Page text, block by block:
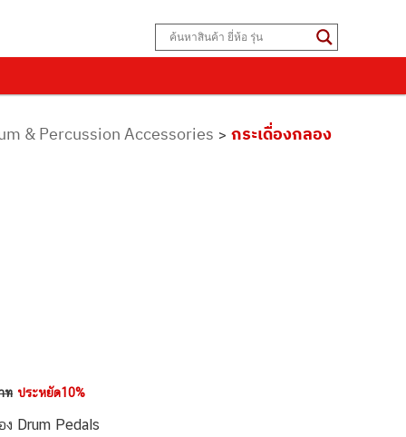
& Percussion Accessories > กระเดื่องกลอง
ท ประหยัด10%
ง Drum Pedals